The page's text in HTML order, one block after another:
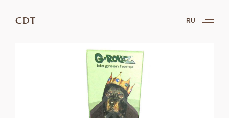
CDT RU